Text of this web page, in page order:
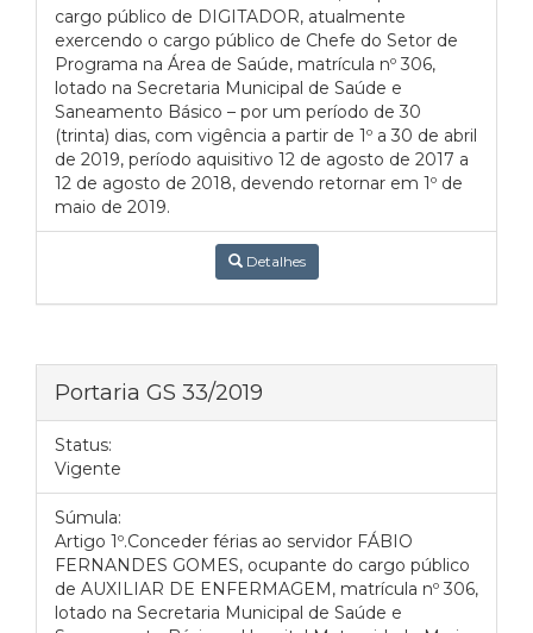
cargo público de DIGITADOR, atualmente
exercendo o cargo público de Chefe do Setor de
Programa na Área de Saúde, matrícula nº 306,
lotado na Secretaria Municipal de Saúde e
Saneamento Básico – por um período de 30
(trinta) dias, com vigência a partir de 1º a 30 de abril
de 2019, período aquisitivo 12 de agosto de 2017 a
12 de agosto de 2018, devendo retornar em 1º de
maio de 2019.
Detalhes
Portaria GS 33/2019
Status:
Vigente
Súmula:
Artigo 1º.Conceder férias ao servidor FÁBIO
FERNANDES GOMES, ocupante do cargo público
de AUXILIAR DE ENFERMAGEM, matrícula nº 306,
lotado na Secretaria Municipal de Saúde e